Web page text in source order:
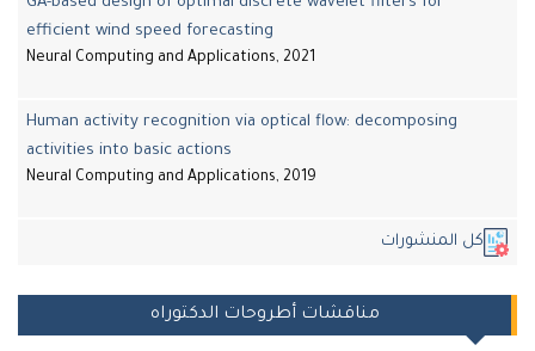
efficient wind speed forecasting
Neural Computing and Applications, 2021
Human activity recognition via optical flow: decomposing
activities into basic actions
Neural Computing and Applications, 2019
المنشورات
مناقشات أطروحات الدكتوراه